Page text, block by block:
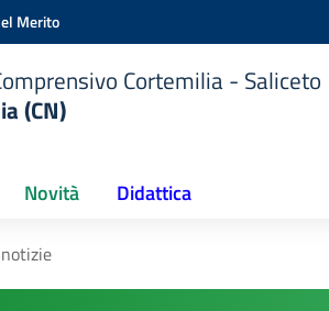
Merito
Cortemilia - Saliceto
(CN)
Novità Didattica